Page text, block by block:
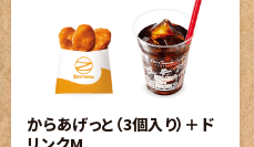
からあげっと（3個入り）＋ド